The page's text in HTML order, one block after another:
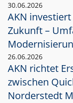
30.06.2026
AKN
Zukunft –
26.06.2026
AKN richtet
zwischen
Norderstedt